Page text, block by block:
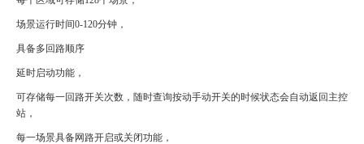
场景运行时间0-120分钟，
具备多回路顺序
延时启动功能，
可存储每一回路开关次数，随时查询按动手动开关的时候状态会自动返回主控
站，
每一场景具备网路开启或关闭功能，